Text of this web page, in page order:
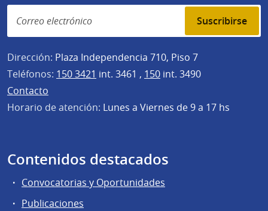
Suscribirse
Dirección: Plaza Independencia 710, Piso 7
Teléfonos: 150 3421 int. 3461 , 150 int. 3490
Contacto
Horario de atención: Lunes a Viernes de 9 a 17 hs
Contenidos destacados
Convocatorias y Oportunidades
Publicaciones